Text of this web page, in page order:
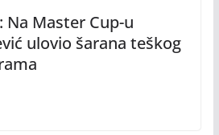
Na Master Cup-u
ulovio šarana teškog